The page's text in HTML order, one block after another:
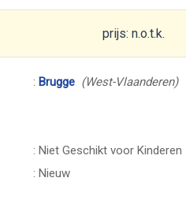
prijs: n.o.t.k.
: Brugge (West-Vlaanderen)
: Niet Geschikt voor Kinderen
: Nieuw